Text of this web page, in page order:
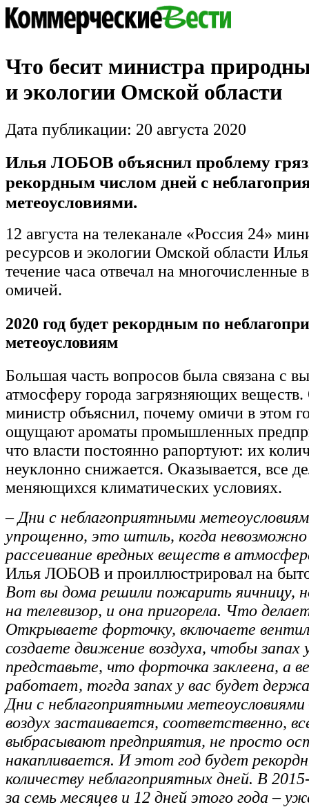
Что бесит министра
и экологии Омской области
Дата публикации: 20 августа 2020
Илья ЛОБОВ объяснил проблему
рекордным числом дней с
метеоусловиями.
12 августа на телеканале «Россия 24»
ресурсов и экологии Омской области
течение часа отвечал на многочисленные
омичей.
2020 год будет рекордным по
метеоусловиям
Большая часть вопросов была связана с
атмосферу города загрязняющих веществ.
министр объяснил, почему омичи в этом
ощущают ароматы промышленных
что власти постоянно рапортуют: их
неуклонно снижается. Оказывается, все
меняющихся климатических условиях.
– Дни с неблагоприятными
упрощенно, это штиль, когда
рассеивание вредных веществ в
Илья ЛОБОВ и проиллюстрировал на
Вот вы дома решили пожарить яичницу,
на телевизор, и она пригорела. Что
Открываете форточку, включаете
создаете движение воздуха, чтобы запах
представьте, что форточка заклеена, а
работает, тогда запах у вас будет
Дни с неблагоприятными метеоусловиями
воздух застаивается, соответственно,
выбрасывают предприятия, не просто
накапливается. И этот год будет
количеству неблагоприятных дней. В
за семь месяцев и 12 дней этого года –